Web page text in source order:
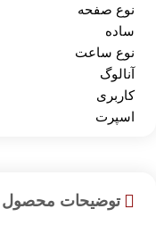
نوع صفحه
ساده
نوع ساعت
آنالوگ
کاربری
اسپرت
توضیحات محصول